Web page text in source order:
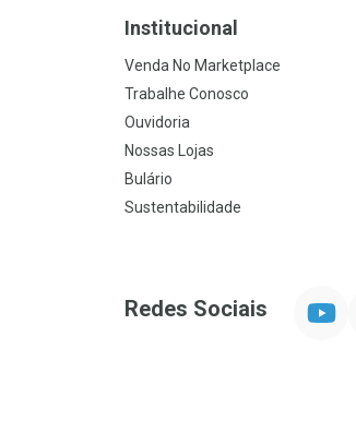
Institucional
Venda No Marketplace
Trabalhe Conosco
Ouvidoria
Nossas Lojas
Bulário
Sustentabilidade
Redes Sociais